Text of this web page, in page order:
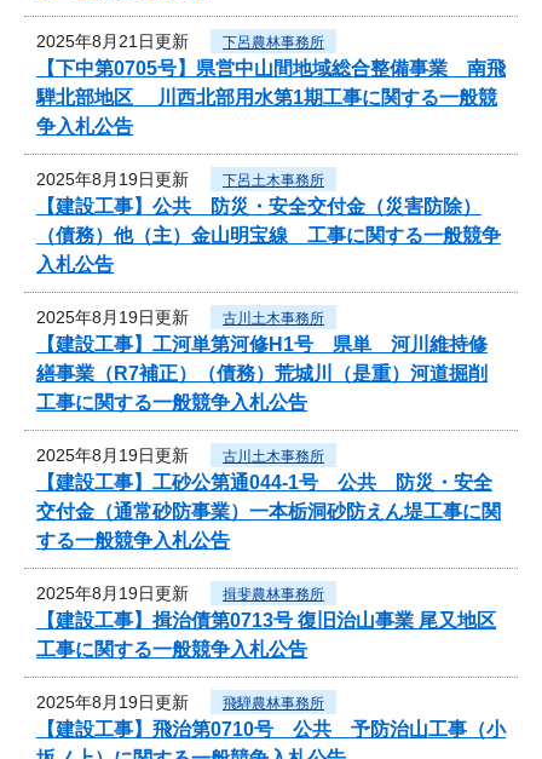
2025年8月21日更新 下呂農林事務所
【下中第0705号】県営中山間地域総合整備事業 南飛
騨北部地区 川西北部用水第1期工事に関する一般競
争入札公告
2025年8月19日更新 下呂土木事務所
【建設工事】公共 防災・安全交付金（災害防除）
（債務）他（主）金山明宝線 工事に関する一般競争
入札公告
2025年8月19日更新 古川土木事務所
【建設工事】工河単第河修H1号 県単 河川維持修
繕事業（R7補正）（債務）荒城川（是重）河道掘削
工事に関する一般競争入札公告
2025年8月19日更新 古川土木事務所
【建設工事】工砂公第通044-1号 公共 防災・安全
交付金（通常砂防事業）一本栃洞砂防えん堤工事に関
する一般競争入札公告
2025年8月19日更新 揖斐農林事務所
【建設工事】揖治債第0713号 復旧治山事業 尾又地区
工事に関する一般競争入札公告
2025年8月19日更新 飛騨農林事務所
【建設工事】飛治第0710号 公共 予防治山工事（小